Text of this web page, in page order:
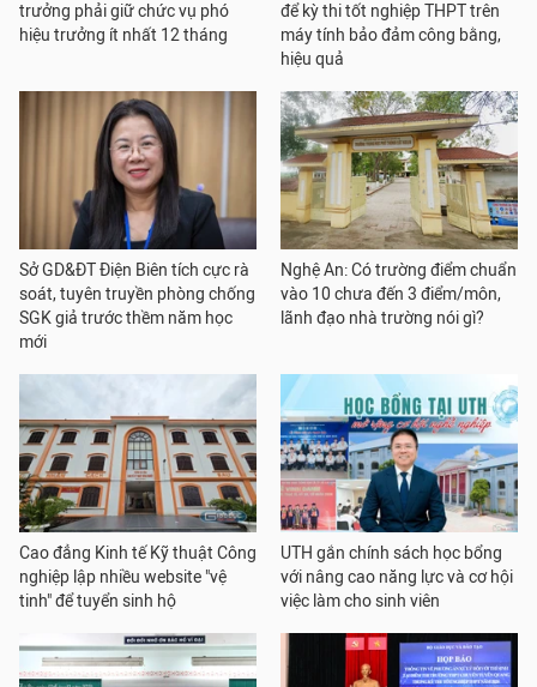
trưởng phải giữ chức vụ phó
hiệu trưởng ít nhất 12 tháng
để kỳ thi tốt nghiệp THPT trên
máy tính bảo đảm công bằng,
hiệu quả
Sở GD&ĐT Điện Biên tích cực rà
soát, tuyên truyền phòng chống
SGK giả trước thềm năm học
mới
Nghệ An: Có trường điểm chuẩn
vào 10 chưa đến 3 điểm/môn,
lãnh đạo nhà trường nói gì?
Cao đẳng Kinh tế Kỹ thuật Công
nghiệp lập nhiều website "vệ
tinh" để tuyển sinh hộ
UTH gắn chính sách học bổng
với nâng cao năng lực và cơ hội
việc làm cho sinh viên